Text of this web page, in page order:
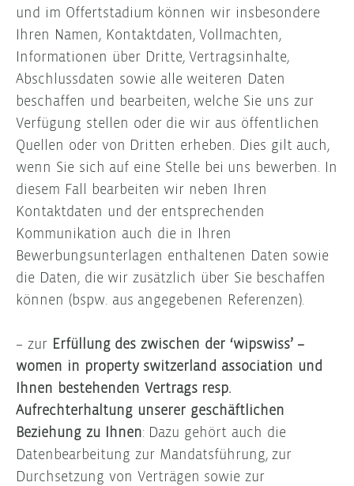
und im Offertstadium können wir insbesondere
Ihren Namen, Kontaktdaten, Vollmachten,
Informationen über Dritte, Vertragsinhalte,
Abschlussdaten sowie alle weiteren Daten
beschaffen und bearbeiten, welche Sie uns zur
Verfügung stellen oder die wir aus öffentlichen
Quellen oder von Dritten erheben. Dies gilt auch,
wenn Sie sich auf eine Stelle bei uns bewerben. In
diesem Fall bearbeiten wir neben Ihren
Kontaktdaten und der entsprechenden
Kommunikation auch die in Ihren
Bewerbungsunterlagen enthaltenen Daten sowie
die Daten, die wir zusätzlich über Sie beschaffen
können (bspw. aus angegebenen Referenzen).
– zur Erfüllung des zwischen der ‘wipswiss’ –
women in property switzerland association und
Ihnen bestehenden Vertrags resp.
Aufrechterhaltung unserer geschäftlichen
Beziehung zu Ihnen: Dazu gehört auch die
Datenbearbeitung zur Mandatsführung, zur
Durchsetzung von Verträgen sowie zur